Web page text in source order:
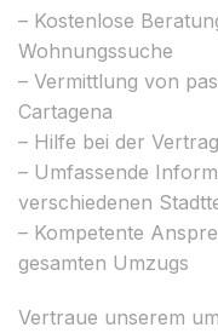
– Kostenlose
Wohnungssuche
– Vermittlung von
Cartagena
– Hilfe bei der
– Umfassende
verschiedenen
– Kompetente
gesamten Umzugs
Vertraue unserem